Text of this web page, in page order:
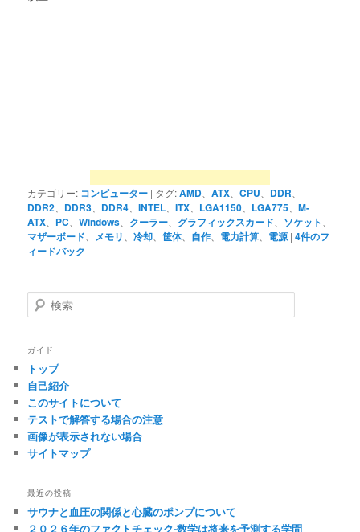
カテゴリー: コンピューター | タグ:AMD 、ATX 、CPU DDR
DDR2 DDR3 DDR4 、INTEL 、ITX LGA1150 LGA775 、M-
ATX
PC 、Windows クーラー グラフィックスカード ソケット
マザーボード メモリ 、冷却 、筐体、 自作 電力計算 電源 |4件のフ
ィードバック
検
索
ガイド
トップ
自己紹介
このサイトについて
テストで解答する場合の注意
画像が表示されない場合
サイトマップ
最近の投稿
サウナと血圧の関係と心臓のポンプについて
２０２６年のファクトチェック-数学は将来を予測する学問